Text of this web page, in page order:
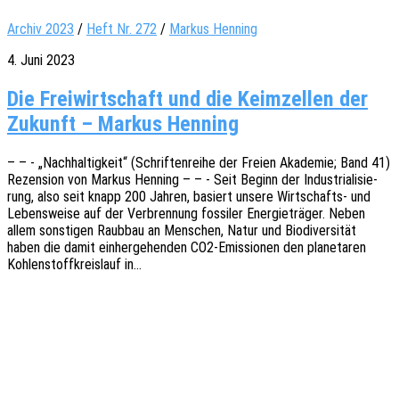
Archiv 2023 / Heft Nr. 272 / Markus Henning
4. Juni 2023
Die Freiwirtschaft und die Keimzellen der
Zukunft – Markus Henning
– – - „Nach­hal­tig­keit“ (Schrif­ten­rei­he der Freien Akade­mie; Band 41)
Rezen­si­on von Markus Henning – – - Seit Beginn der Indus­tria­li­sie­
rung, also seit knapp 200 Jahren, basiert unsere Wirt­­schafts- und
Lebens­wei­se auf der Verbren­nung fossi­ler Ener­gie­trä­ger. Neben
allem sons­ti­gen Raub­bau an Menschen, Natur und Biodi­ver­si­tät
haben die damit einher­ge­hen­den CO2-Emis­­sio­­nen den plane­ta­ren
Kohlen­stoff­kreis­lauf in…